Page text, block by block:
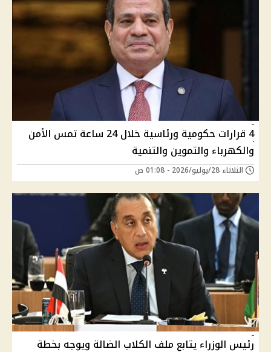
4 قرارات حكومية ورئاسية خلال 24 ساعة تمس الأمن
والكهرباء والتموين والتنمية
الثلاثاء 28/يوليو/2026 - 01:08 ص
رئيس الوزراء يتابع ملف الكلاب الضالة ويوجه بخطة